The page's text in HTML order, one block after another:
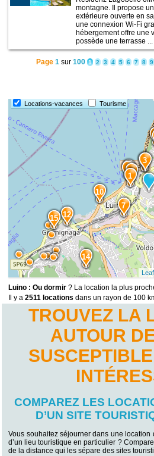
montagne. Il propose
extérieure ouverte en
une connexion Wi-Fi
hébergement offre une
possède une terrasse ...
Page 1 sur 100 1 2 3 4 5 6 7 8 9
Locations-vacances Tourisme
15
14
12
10
7
6
5
4
3
2
1
Luino : Ou dormir ? La location la plus
Il y a2511 locations dans un rayon de 100
TROUVEZ LA
AUTOUR
COMPAREZ LES
D’UN SITE
Vous souhaitez séjourner dans une
d’un lieu touristique en particulier ?
de la distance qui les sépare des sites